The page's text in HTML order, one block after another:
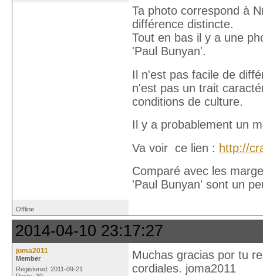
Ta photo correspond à
différence distincte.
Tout en bas il y a une
'Paul Bunyan'.
Il n'est pas facile de
n'est pas un trait
conditions de culture.
Il y a probablement un
Va voir ce lien : http://
Comparé avec les
'Paul Bunyan' sont un
Offline
2014-04-10 23:17:27
joma2011
Member
Registered: 2011-09-21
Muchas gracias por tu
cordiales. joma2011